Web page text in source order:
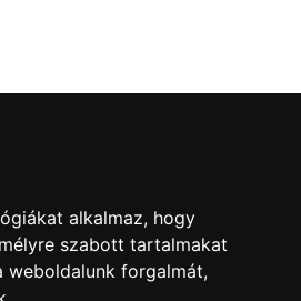
alkalmaz, hogy
szabott tartalmakat
weboldalunk forgalmát,